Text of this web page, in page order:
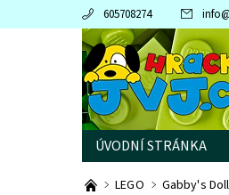
605708274 info
ÚVODNÍ STRÁNKA
PRODÁVANÉ ZNAČKY
LEGO Gabby's